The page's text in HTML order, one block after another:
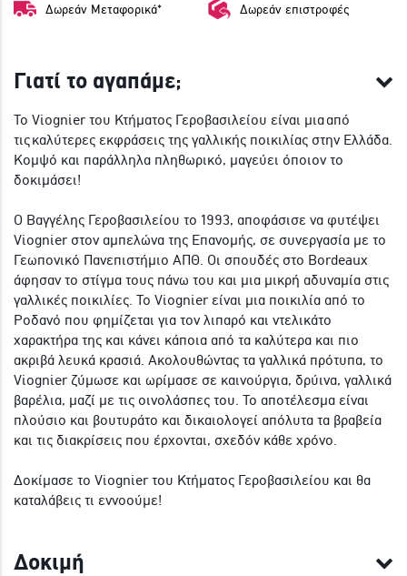
Δωρεάν Μεταφορικά* Δωρεάν επιστροφές
Γιατί το αγαπάμε;
To Viognier του Κτήματος Γεροβασιλείου είναι μια από
τις καλύτερες εκφράσεις της γαλλικής ποικιλίας στην Ελλάδα.
Κομψό και παράλληλα πληθωρικό, μαγεύει όποιον το
δοκιμάσει!
Ο Βαγγέλης Γεροβασιλείου το 1993, αποφάσισε να φυτέψει
Viognier στον αμπελώνα της Επανομής, σε συνεργασία με το
Γεωπονικό Πανεπιστήμιο ΑΠΘ. Οι σπουδές στο Bordeaux
άφησαν το στίγμα τους πάνω του και μια μικρή αδυναμία στις
γαλλικές ποικιλίες. Το Viognier είναι μια ποικιλία από το
Ροδανό που φημίζεται για τον λιπαρό και ντελικάτο
χαρακτήρα της και κάνει κάποια από τα καλύτερα και πιο
ακριβά λευκά κρασιά. Ακολουθώντας τα γαλλικά πρότυπα, το
Viognier ζύμωσε και ωρίμασε σε καινούργια, δρύινα, γαλλικά
βαρέλια, μαζί με τις οινολάσπες του. Το αποτέλεσμα είναι
πλούσιο και βουτυράτο και δικαιολογεί απόλυτα τα βραβεία
και τις διακρίσεις που έρχονται, σχεδόν κάθε χρόνο.
Δοκίμασε το Viognier του Κτήματος Γεροβασιλείου και θα
καταλάβεις τι εννοούμε!
Δοκιμή